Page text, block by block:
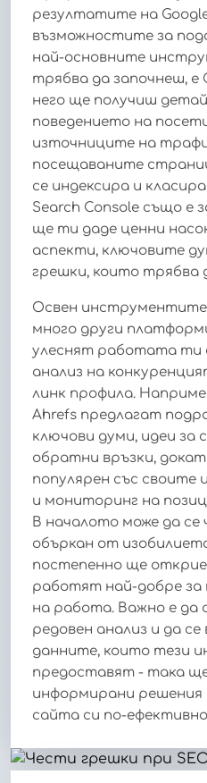
резултатите на
възможностите за
най-основните
трябва да започнеш, е
него ще получиш
поведението на
източниците на
посещаваните
се индексира и
Search Console също е
ще ти даде ценни
аспекти, ключовите
грешки, които
Освен инструментите
много други
улеснят работата ти
анализ на
линк профила.
Ahrefs предлагат
ключови думи, идеи за
обратни връзки,
популярен със своите
и мониторинг на
В началото може да се
объркан от
постепенно ще
работят най-добре за
на работа. Важно е да
редовен анализ и да
данните, които тези
предоставят - така
информирани
сайта си по-